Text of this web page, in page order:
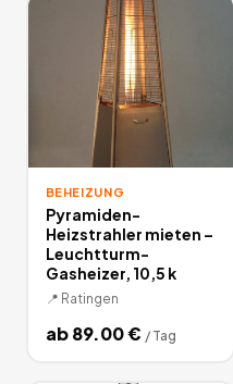
BEHEIZUNG
Pyramiden-
Heizstrahler mieten –
Leuchtturm-
Gasheizer, 10,5 k
📍 Ratingen
ab89.00€ / Tag